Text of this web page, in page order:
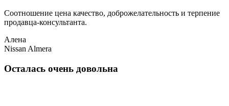
Соотношение цена качество, доброжелательность и терпение
продавца-консультанта.
Алена
Nissan Almera
Осталась очень довольна